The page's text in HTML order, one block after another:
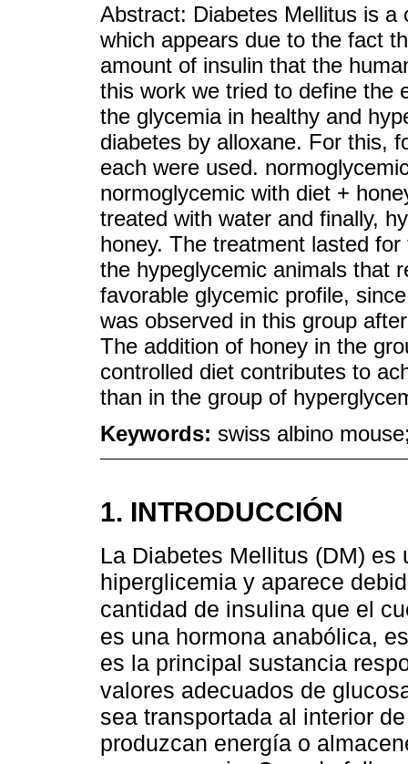
Abstract: Diabetes Mellitus is a
which appears due to the fact
amount of insulin that the
this work we tried to define the
the glycemia in healthy and
diabetes by alloxane. For this,
each were used.
normoglycemic with diet +
treated with water and finally,
honey. The treatment lasted
the hypeglycemic animals that
favorable glycemic profile,
was observed in this group
The addition of honey in the
controlled diet contributes to
than in the group of
Keywords: swiss albino
1. INTRODUCCIÓN
La Diabetes Mellitus (DM)
hiperglicemia y aparece
cantidad de insulina que el
es una hormona anabólica,
es la principal sustancia
valores adecuados de
sea transportada al interior
produzcan energía o